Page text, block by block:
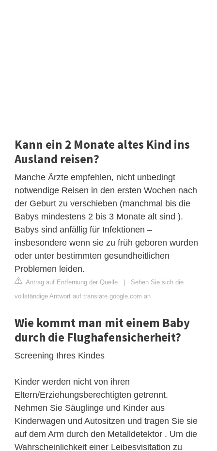
Kann ein 2 Monate altes Kind ins
Ausland reisen?
Manche Ärzte empfehlen, nicht unbedingt
notwendige Reisen in den ersten Wochen nach
der Geburt zu verschieben (manchmal bis die
Babys mindestens 2 bis 3 Monate alt sind ).
Babys sind anfällig für Infektionen –
insbesondere wenn sie zu früh geboren wurden
oder unter bestimmten gesundheitlichen
Problemen leiden.
Antrag auf Entfernung der Quelle | Sehen Sie sich die
vollständige Antwort auf translate.google.com an
Wie kommt man mit einem Baby
durch die Flughafensicherheit?
Screening Ihres Kindes
Kinder werden nicht von ihren
Eltern/Erziehungsberechtigten getrennt.
Nehmen Sie Säuglinge und Kinder aus
Kinderwagen und Autositzen und tragen Sie sie
auf dem Arm durch den Metalldetektor . Um die
Wahrscheinlichkeit einer Leibesvisitation zu